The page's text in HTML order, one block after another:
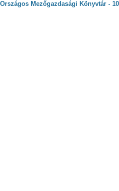
Országos Mezőgazdasági Könyvtár -